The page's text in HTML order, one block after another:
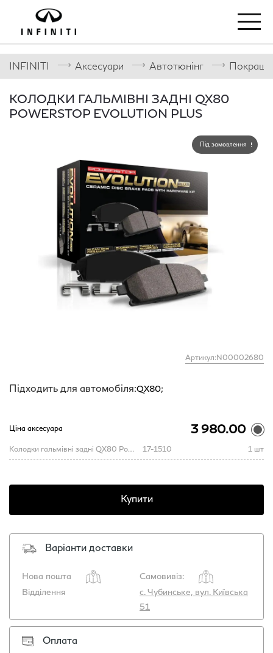
INFINITI ⟶ Аксесуари ⟶ Автотюнінг ⟶
КОЛОДКИ ГАЛЬМІВНІ ЗАДНІ QX80
POWERSTOP EVOLUTION PLUS
Під замовлення
Артикул:N00002680
Підходить для автомобіля:QX80;
Ціна аксесуара 3 980.00
Колодки гальмівні задні QX80 PowerStop 17-1510 1 шт
Купити
Варіанти доставки
Нова пошта
Самовивіз:
Відділення
с. Чубинське, вул. Київська
51
Оплата